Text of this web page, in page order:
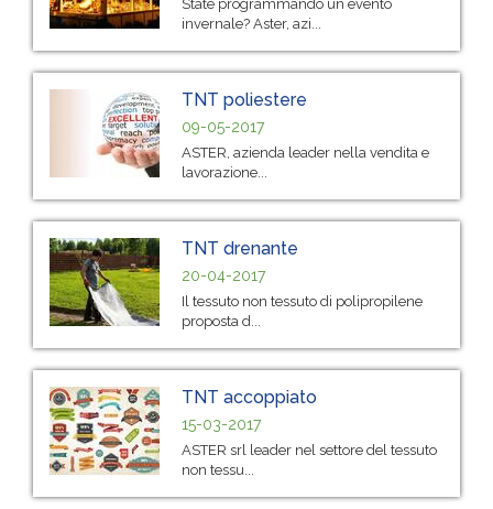
State programmando un evento
invernale? Aster, azi...
TNT poliestere
09-05-2017
ASTER, azienda leader nella vendita e
lavorazione...
TNT drenante
20-04-2017
Il tessuto non tessuto di polipropilene
proposta d...
TNT accoppiato
15-03-2017
ASTER srl leader nel settore del tessuto
non tessu...